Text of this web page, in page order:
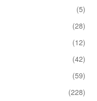
(5)
(28)
(12)
(42)
(59)
(228)